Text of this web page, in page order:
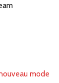
mode